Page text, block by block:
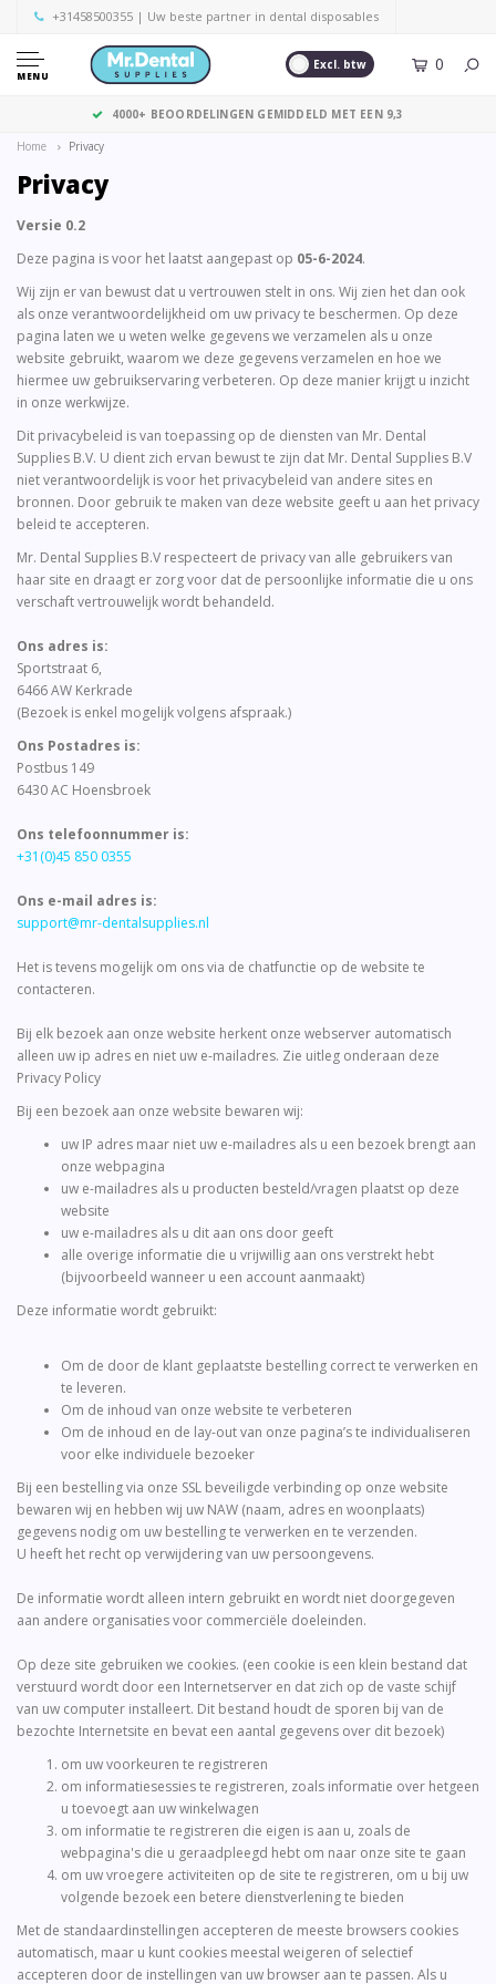
+31458500355 | Uw beste partner in dental disposables
MENU
Excl. btw 0
4000+ BEOORDELINGEN GEMIDDELD MET EEN 9,3
Home Privacy
Privacy
Versie 0.2
Deze pagina is voor het laatst aangepast op 05-6-2024.
Wij zijn er van bewust dat u vertrouwen stelt in ons. Wij zien het dan ook
als onze verantwoordelijkheid om uw privacy te beschermen. Op deze
pagina laten we u weten welke gegevens we verzamelen als u onze
website gebruikt, waarom we deze gegevens verzamelen en hoe we
hiermee uw gebruikservaring verbeteren. Op deze manier krijgt u inzicht
in onze werkwijze.
Dit privacybeleid is van toepassing op de diensten van Mr. Dental
Supplies B.V. U dient zich ervan bewust te zijn dat Mr. Dental Supplies B.V
niet verantwoordelijk is voor het privacybeleid van andere sites en
bronnen. Door gebruik te maken van deze website geeft u aan het privacy
beleid te accepteren.
Mr. Dental Supplies B.V respecteert de privacy van alle gebruikers van
haar site en draagt er zorg voor dat de persoonlijke informatie die u ons
verschaft vertrouwelijk wordt behandeld.
Ons adres is:
Sportstraat 6,
6466 AW Kerkrade
(Bezoek is enkel mogelijk volgens afspraak.)
Ons Postadres is:
Postbus 149
6430 AC Hoensbroek
Ons telefoonnummer is:
+31(0)45 850 0355
Ons e-mail adres is:
support@mr-dentalsupplies.nl
Het is tevens mogelijk om ons via de chatfunctie op de website te
contacteren.
Bij elk bezoek aan onze website herkent onze webserver automatisch
alleen uw ip adres en niet uw e-mailadres. Zie uitleg onderaan deze
Privacy Policy
Bij een bezoek aan onze website bewaren wij:
uw IP adres maar niet uw e-mailadres als u een bezoek brengt aan
onze webpagina
uw e-mailadres als u producten besteld/vragen plaatst op deze
website
uw e-mailadres als u dit aan ons door geeft
alle overige informatie die u vrijwillig aan ons verstrekt hebt
(bijvoorbeeld wanneer u een account aanmaakt)
Deze informatie wordt gebruikt:
Om de door de klant geplaatste bestelling correct te verwerken en
te leveren.
Om de inhoud van onze website te verbeteren
Om de inhoud en de lay-out van onze pagina’s te individualiseren
voor elke individuele bezoeker
Bij een bestelling via onze SSL beveiligde verbinding op onze website
bewaren wij en hebben wij uw NAW (naam, adres en woonplaats)
gegevens nodig om uw bestelling te verwerken en te verzenden.
U heeft het recht op verwijdering van uw persoongevens.
De informatie wordt alleen intern gebruikt en wordt niet doorgegeven
aan andere organisaties voor commerciële doeleinden.
Op deze site gebruiken we cookies. (een cookie is een klein bestand dat
verstuurd wordt door een Internetserver en dat zich op de vaste schijf
van uw computer installeert. Dit bestand houdt de sporen bij van de
bezochte Internetsite en bevat een aantal gegevens over dit bezoek)
om uw voorkeuren te registreren
om informatiesessies te registreren, zoals informatie over hetgeen
u toevoegt aan uw winkelwagen
om informatie te registreren die eigen is aan u, zoals de
webpagina's die u geraadpleegd hebt om naar onze site te gaan
om uw vroegere activiteiten op de site te registreren, om u bij uw
volgende bezoek een betere dienstverlening te bieden
Met de standaardinstellingen accepteren de meeste browsers cookies
automatisch, maar u kunt cookies meestal weigeren of selectief
accepteren door de instellingen van uw browser aan te passen. Als u